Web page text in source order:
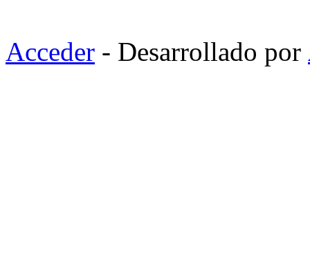
Acceder - Desarrollado por